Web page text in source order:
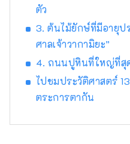
ตัว
3. ต้นไม้ยักษ์ที่มีอายุป
ศาลเจ้าวากามิยะ”
4. ถนนปูหินที่ใหญ่ที่สุ
ไปชมประวัติศาสตร์
ตระการตากัน